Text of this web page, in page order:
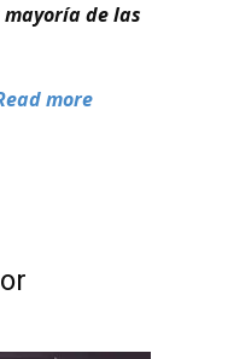
de las
more